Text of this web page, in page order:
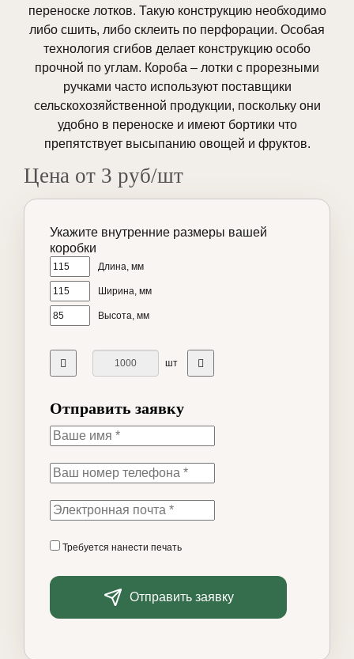
переноске лотков. Такую конструкцию необходимо
либо сшить, либо склеить по перфорации. Особая
технология сгибов делает конструкцию особо
прочной по углам. Короба – лотки с прорезными
ручками часто используют поставщики
сельскохозяйственной продукции, поскольку они
удобно в переноске и имеют бортики что
препятствует высыпанию овощей и фруктов.
Цена от 3 руб/шт
Укажите внутренние размеры вашей
коробки
Длина, мм
Ширина, мм
Высота, мм
шт
Отправить заявку
Требуется нанести печать
Отправить заявку